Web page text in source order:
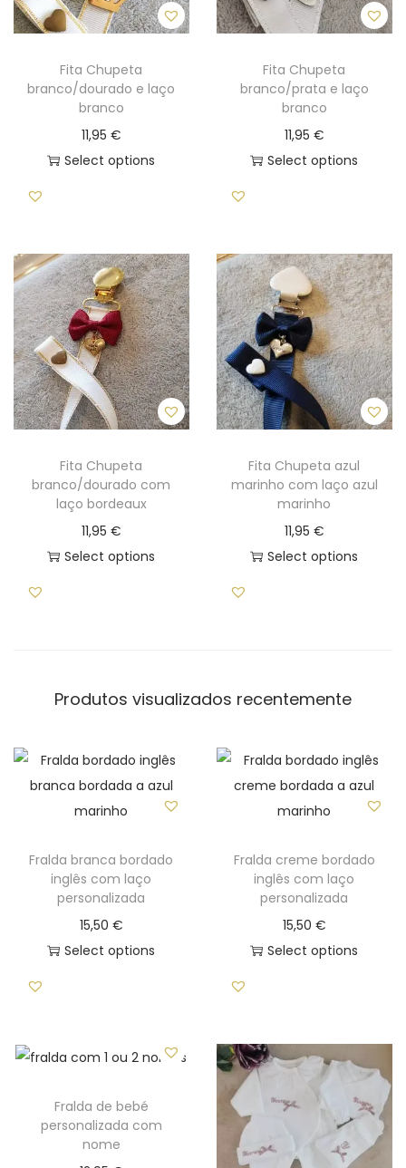
Fita Chupeta
branco/dourado e laço
branco
11,95 €
Select options
Fita Chupeta
branco/prata e laço
branco
11,95 €
Select options
Fita Chupeta
branco/dourado com
laço bordeaux
11,95 €
Select options
Fita Chupeta azul
marinho com laço azul
marinho
11,95 €
Select options
Produtos visualizados recentemente
Fralda branca bordado
inglês com laço
personalizada
15,50 €
Select options
Fralda creme bordado
inglês com laço
personalizada
15,50 €
Select options
Fralda de bebé
personalizada com
nome